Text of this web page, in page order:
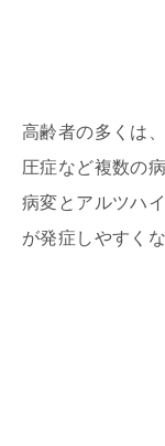
高齢者の多くは
圧症など複数の
病変とアルツハ
が発症しやすく